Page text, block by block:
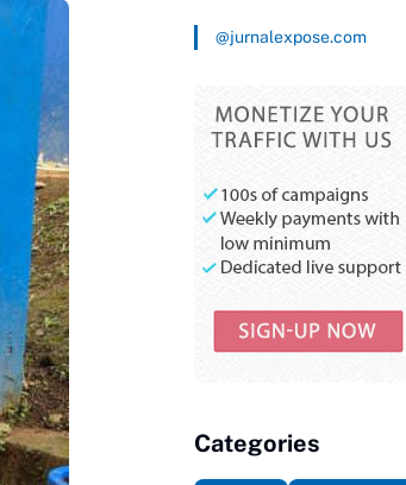
@jurnalexpose.com
Categories